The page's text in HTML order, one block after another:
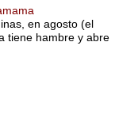
en agosto (el
tiene hambre y abre